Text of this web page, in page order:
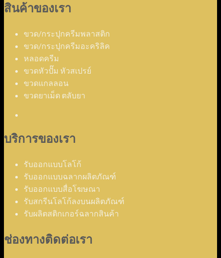
สินค้าของเรา
ขวด/กระปุกครีมพลาสติก
ขวด/กระปุกครีมอะคริลิค
หลอดครีม
ขวดหัวปั๊ม หัวสเปรย์
ขวดแกลลอน
ขวดยาเม็ด ตลับยา
บริการของเรา
รับออกแบบโลโก้
รับออกแบบฉลากผลิตภัณฑ์
รับออกแบบสื่อโฆษณา
รับสกรีนโลโก้ลงบนผลิตภัณฑ์
รับผลิตสติกเกอร์ฉลากสินค้า
ช่องทางติดต่อเรา